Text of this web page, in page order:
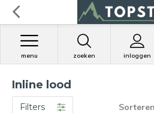
zoeken inloggen
menu
Inline lood
Filters